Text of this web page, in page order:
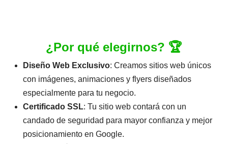
¿Por qué elegirnos? 🏆
Diseño Web Exclusivo: Creamos sitios web únicos
con imágenes, animaciones y flyers diseñados
especialmente para tu negocio.
Certificado SSL: Tu sitio web contará con un
candado de seguridad para mayor confianza y mejor
posicionamiento en Google.